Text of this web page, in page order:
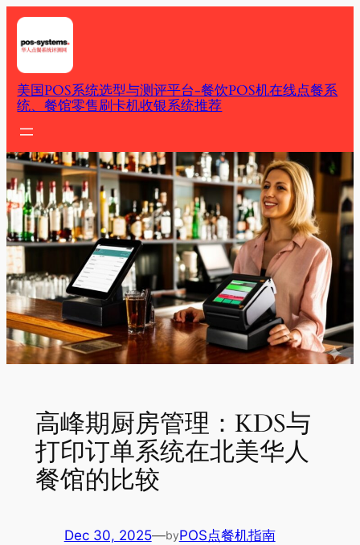
Skip
content
美国POS系统选型与测评平台-餐饮POS机在线点餐系
统、餐馆零售刷卡机收银系统推荐
高峰期厨房管理：KDS与
打印订单系统在北美华人
餐馆的比较
Dec 30, 2025—byPOS点餐机指南